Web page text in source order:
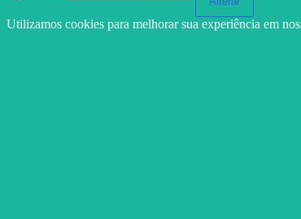
Utilizamos cookies para melhorar sua experiência em